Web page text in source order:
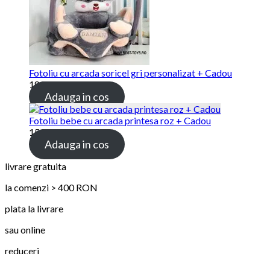
Fotoliu cu arcada soricel gri personalizat + Cadou
189.00 lei
Adauga in cos
Fotoliu bebe cu arcada printesa roz + Cadou
159.00 lei
Adauga in cos
livrare gratuita
la comenzi > 400 RON
plata la livrare
sau online
reduceri